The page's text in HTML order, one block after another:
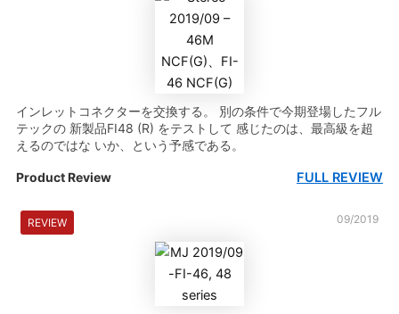
インレットコネクターを交換する。 別の条件で今期登場したフル
テックの 新製品FI48 (R) をテストして 感じたのは、最高級を超
えるのではな いか、という予感である。
Product Review FULL REVIEW
REVIEW 09/2019